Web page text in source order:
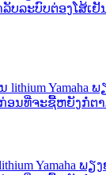
ລັບລະບົບຕ່ອງໂສ້ເ
Yamaha ພຽ